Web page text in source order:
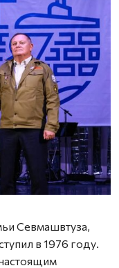
Севмашвтуза,
в 1976 году.